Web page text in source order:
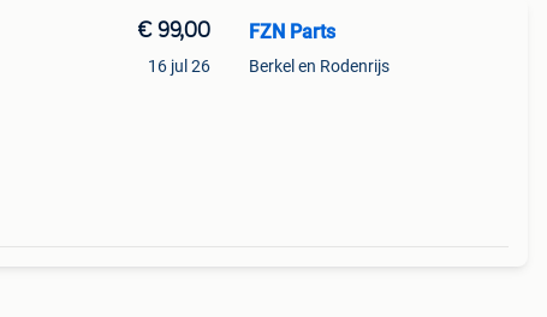
€ 99,00
16 jul 26
FZN Parts
Berkel en Rodenrijs